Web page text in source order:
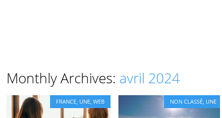
Monthly Archives: avril 2024
FRANCE UNE ,WEB NON CLASSÉ UNE